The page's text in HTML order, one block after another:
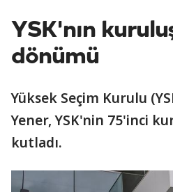
YSK'nın
dönümü
Yüksek Seçim Kurulu
Yener, YSK'nin 75'inci
kutladı.